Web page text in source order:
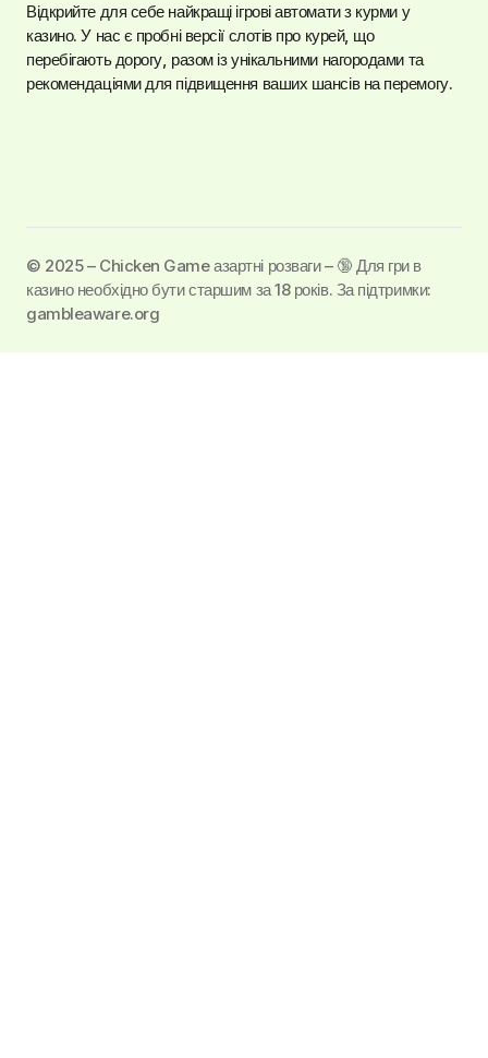
Відкрийте для себе найкращі ігрові автомати з курми у
казино. У нас є пробні версії слотів про курей, що
перебігають дорогу, разом із унікальними нагородами та
рекомендаціями для підвищення ваших шансів на перемогу.
©️ 2025 – Chicken Game азартні розваги – 🔞 Для гри в
казино необхідно бути старшим за 18 років. За підтримки:
gambleaware.org